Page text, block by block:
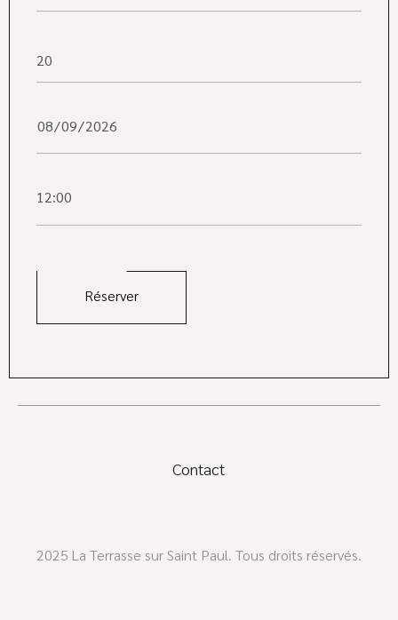
Contact
2025 La Terrasse sur Saint Paul. Tous droits réservés.